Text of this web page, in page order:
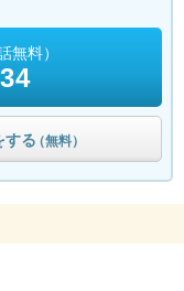
無料）
する（無料）